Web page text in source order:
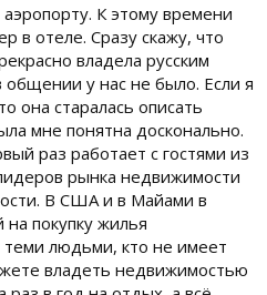
К этому времени
в отеле. Сразу скажу, что
владела русским
у нас не было. Если я
она старалась описать
мне понятна досконально.
раз работает с гостями из
рынка недвижимости
В США и в Майами в
на покупку жилья
людьми, кто не имеет
владеть недвижимостью